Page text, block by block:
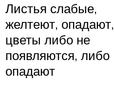
Листья слабые,
желтеют, опадают,
цветы либо не
появляются, либо
опадают